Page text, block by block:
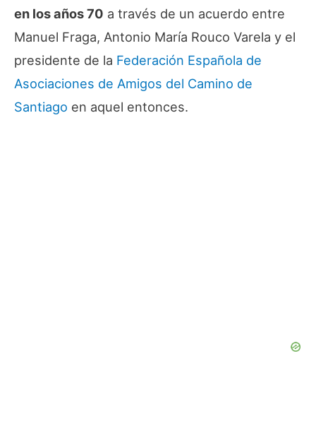
en los años 70 a través de un acuerdo entre
Manuel Fraga, Antonio María Rouco Varela y el
presidente de la Federación Española de
Asociaciones de Amigos del Camino de
Santiago en aquel entonces.